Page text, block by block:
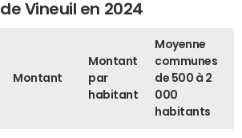
Vineuil en 2024
Montant
Montant
par
habitant
Moyenne
communes
de 500 à 2
000
habitants